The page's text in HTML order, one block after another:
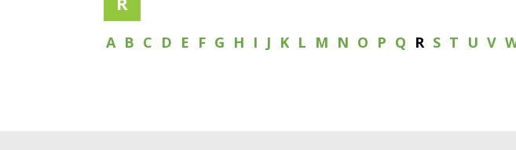
A B C D E F G H I J K L M N O P Q R S T U V